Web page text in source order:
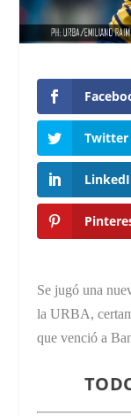
Twitter
Se jugó una
la URBA,
que venció a